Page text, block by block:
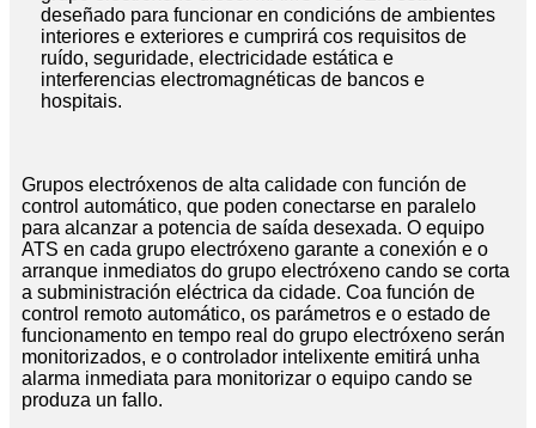
deseñado para funcionar en condicións de ambientes
interiores e exteriores e cumprirá cos requisitos de
ruído, seguridade, electricidade estática e
interferencias electromagnéticas de bancos e
hospitais.
Grupos electróxenos de alta calidade con función de
control automático, que poden conectarse en paralelo
para alcanzar a potencia de saída desexada. O equipo
ATS en cada grupo electróxeno garante a conexión e o
arranque inmediatos do grupo electróxeno cando se corta
a subministración eléctrica da cidade. Coa función de
control remoto automático, os parámetros e o estado de
funcionamento en tempo real do grupo electróxeno serán
monitorizados, e o controlador intelixente emitirá unha
alarma inmediata para monitorizar o equipo cando se
produza un fallo.